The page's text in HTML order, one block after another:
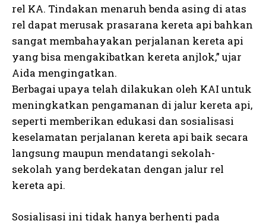
rel KA. Tindakan menaruh benda asing di atas
rel dapat merusak prasarana kereta api bahkan
sangat membahayakan perjalanan kereta api
yang bisa mengakibatkan kereta anjlok,” ujar
Aida mengingatkan.
Berbagai upaya telah dilakukan oleh KAI untuk
meningkatkan pengamanan di jalur kereta api,
seperti memberikan edukasi dan sosialisasi
keselamatan perjalanan kereta api baik secara
langsung maupun mendatangi sekolah-
sekolah yang berdekatan dengan jalur rel
kereta api.
Sosialisasi ini tidak hanya berhenti pada